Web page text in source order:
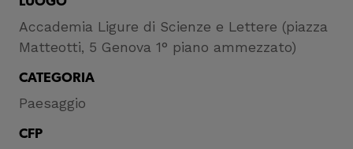
Accademia Ligure di Scienze e Lettere (piazza
Matteotti, 5 Genova 1° piano ammezzato)
CATEGORIA
Paesaggio
CFP